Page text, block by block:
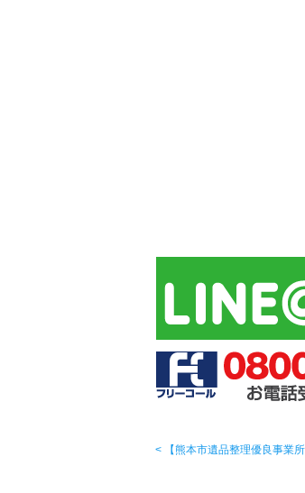
< 【熊本市遺品整理優良事業